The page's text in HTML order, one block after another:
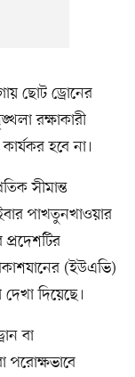
ছোট ড্রোনের
রক্ষাকারী
হবে না।
সীমান্ত
পাখতুনখাওয়ার
(ইউএভি)
দেখা দিয়েছে।
বা
পরোক্ষভাবে